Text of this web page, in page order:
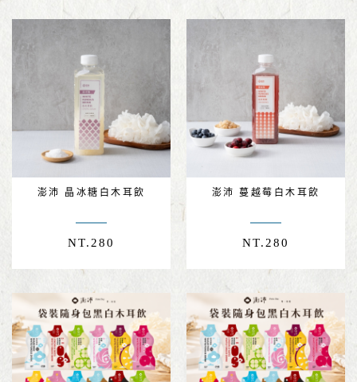
澎沛 晶冰糖白木耳飲
NT. 280
澎沛 蔓越莓白木耳飲
NT. 280